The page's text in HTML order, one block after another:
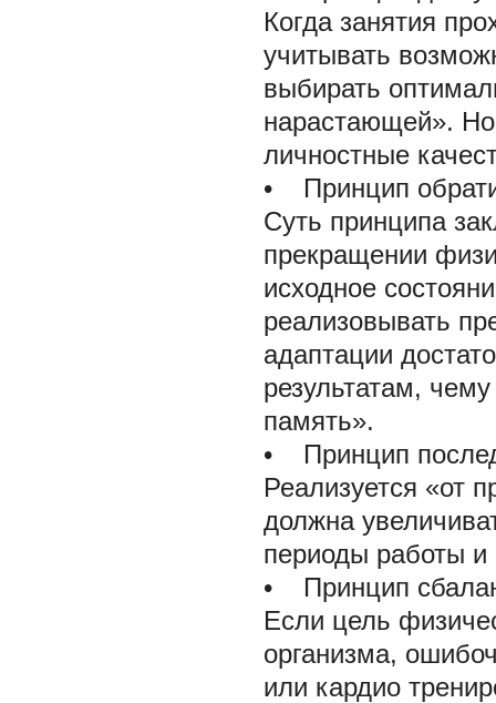
Когда занятия
учитывать
выбирать
нарастающей». Но
личностные
• Принцип
Суть принципа
прекращении
исходное
реализовывать
адаптации
результатам,
память».
• Принцип
Реализуется «от
должна
периоды работы и
• Принцип
Если цель
организма,
или кардио